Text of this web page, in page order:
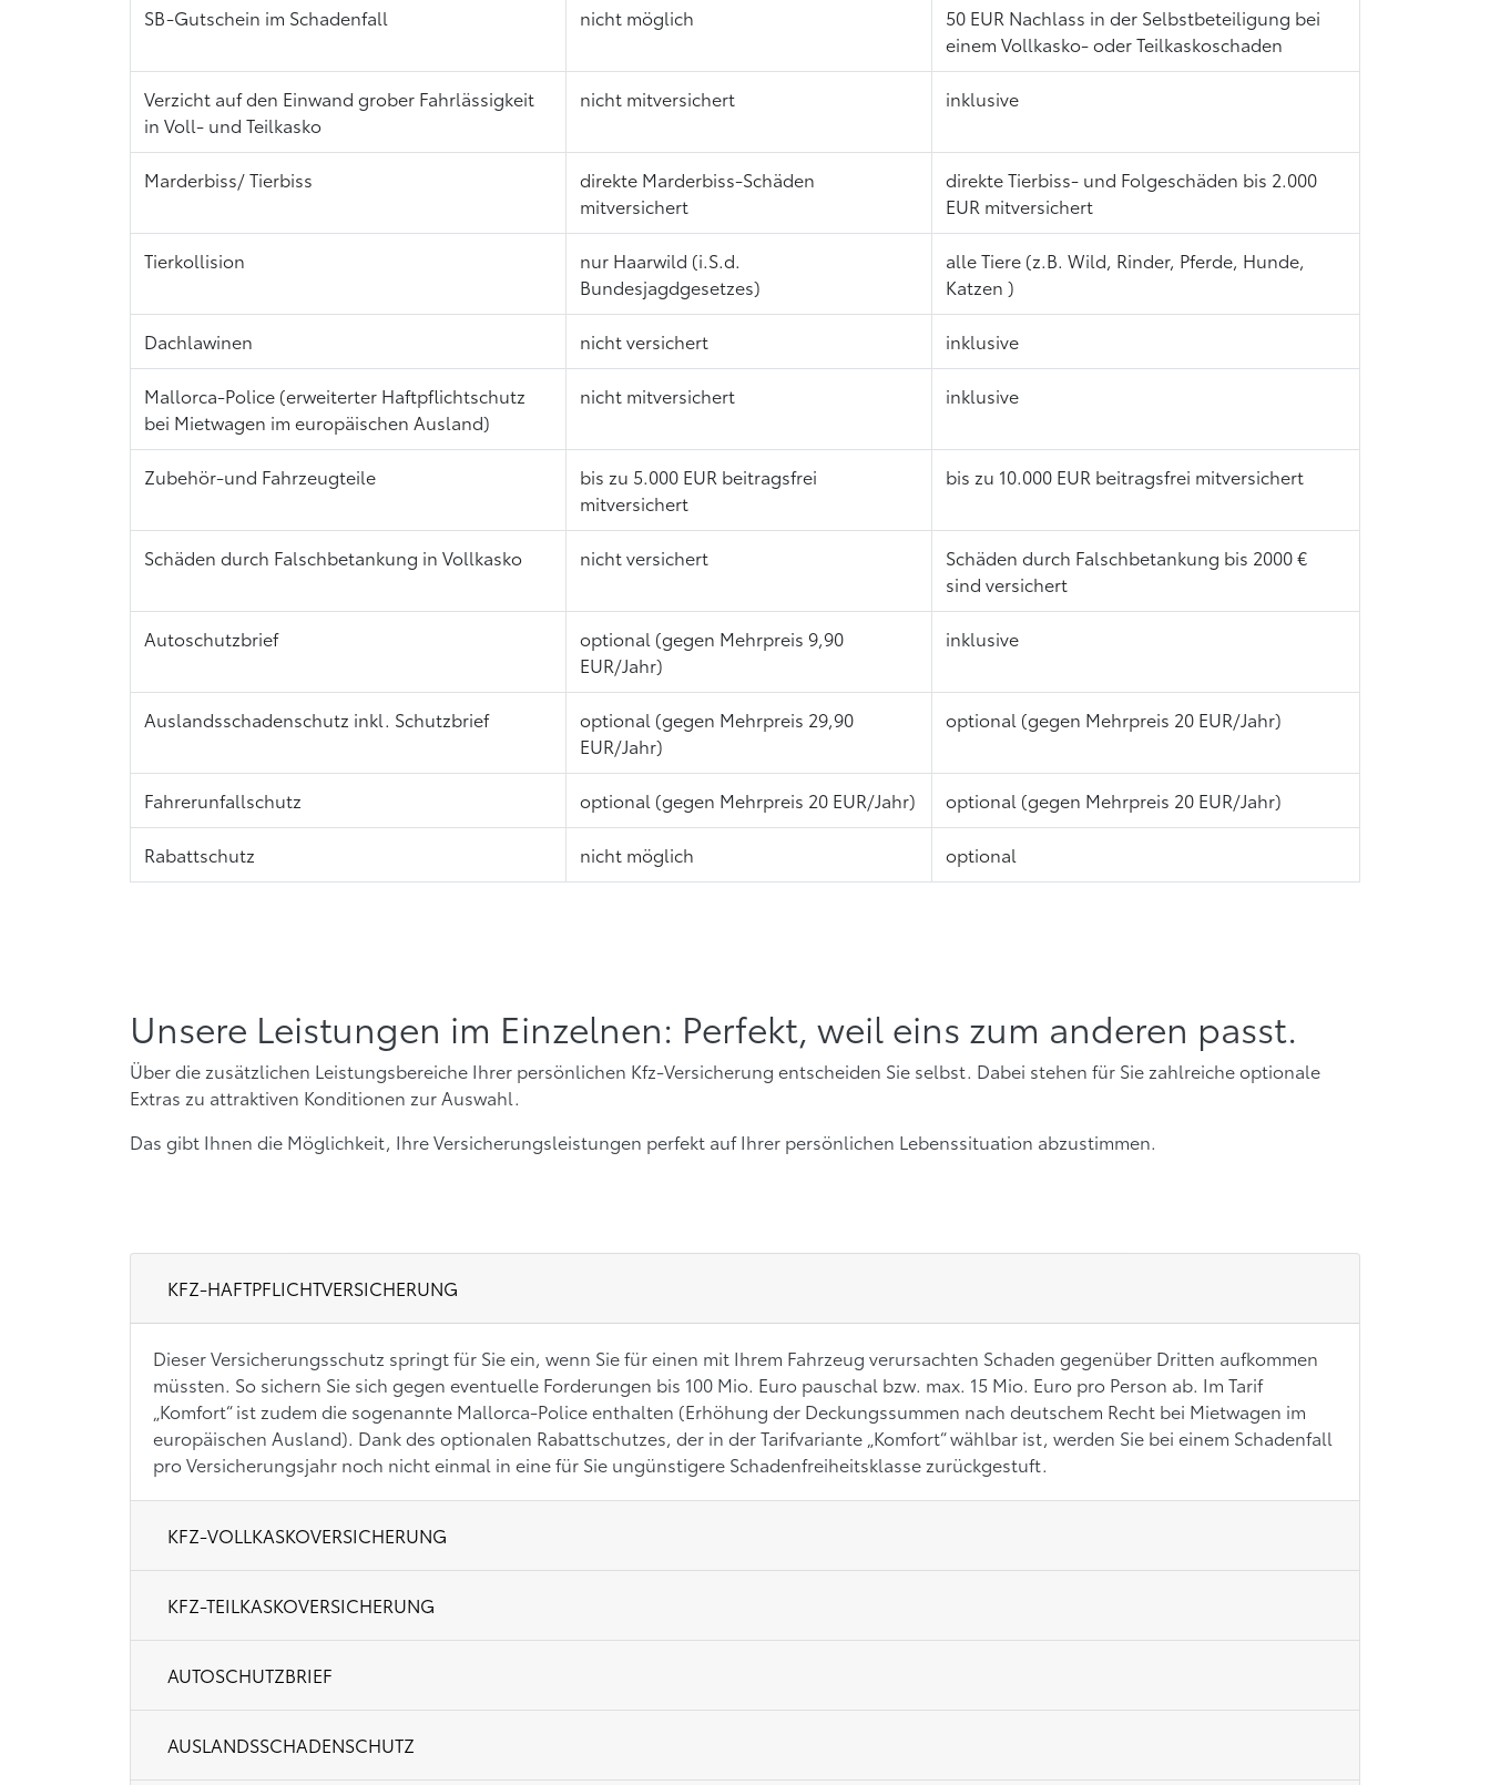
SB-Gutschein im Schadenfall nicht möglich
50 EUR Nachlass in der Selbstbeteiligung bei
einem Vollkasko- oder Teilkaskoschaden
Verzicht auf den Einwand grober Fahrlässigkeit
in Voll- und Teilkasko
nicht mitversichert inklusive
Marderbiss/ Tierbiss
direkte Marderbiss-Schäden
mitversichert
direkte Tierbiss- und Folgeschäden bis 2.000
EUR mitversichert
Tierkollision
nur Haarwild (i.S.d.
Bundesjagdgesetzes)
alle Tiere (z.B. Wild, Rinder, Pferde, Hunde,
Katzen )
Dachlawinen nicht versichert inklusive
Mallorca-Police (erweiterter Haftpflichtschutz
bei Mietwagen im europäischen Ausland)
nicht mitversichert inklusive
Zubehör-und Fahrzeugteile
bis zu 5.000 EUR beitragsfrei
mitversichert
bis zu 10.000 EUR beitragsfrei mitversichert
Schäden durch Falschbetankung in Vollkasko nicht versichert
Schäden durch Falschbetankung bis 2000 €
sind versichert
Autoschutzbrief
optional (gegen Mehrpreis 9,90
EUR/Jahr)
inklusive
Auslandsschadenschutz inkl. Schutzbrief
optional (gegen Mehrpreis 29,90
EUR/Jahr)
optional (gegen Mehrpreis 20 EUR/Jahr)
Fahrerunfallschutz optional (gegen Mehrpreis 20 EUR/Jahr) optional (gegen Mehrpreis 20 EUR/Jahr)
Rabattschutz nicht möglich optional
Unsere Leistungen im Einzelnen: Perfekt, weil eins zum anderen passt.
Über die zusätzlichen Leistungsbereiche Ihrer persönlichen Kfz-Versicherung entscheiden Sie selbst. Dabei stehen für Sie zahlreiche optionale
Extras zu attraktiven Konditionen zur Auswahl.
Das gibt Ihnen die Möglichkeit, Ihre Versicherungsleistungen perfekt auf Ihrer persönlichen Lebenssituation abzustimmen.
KFZ-HAFTPFLICHTVERSICHERUNG
Dieser Versicherungsschutz springt für Sie ein, wenn Sie für einen mit Ihrem Fahrzeug verursachten Schaden gegenüber Dritten aufkommen
müssten. So sichern Sie sich gegen eventuelle Forderungen bis 100 Mio. Euro pauschal bzw. max. 15 Mio. Euro pro Person ab. Im Tarif
„Komfort“ ist zudem die sogenannte Mallorca-Police enthalten (Erhöhung der Deckungssummen nach deutschem Recht bei Mietwagen im
europäischen Ausland). Dank des optionalen Rabattschutzes, der in der Tarifvariante „Komfort“ wählbar ist, werden Sie bei einem Schadenfall
pro Versicherungsjahr noch nicht einmal in eine für Sie ungünstigere Schadenfreiheitsklasse zurückgestuft.
KFZ-VOLLKASKOVERSICHERUNG
KFZ-TEILKASKOVERSICHERUNG
AUTOSCHUTZBRIEF
AUSLANDSSCHADENSCHUTZ